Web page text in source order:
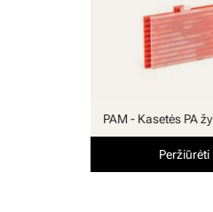
PAM - Kasetės PA